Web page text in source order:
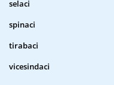
selaci
spinaci
tirabaci
vicesindaci